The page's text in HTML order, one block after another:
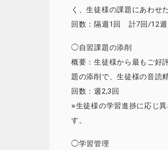
く、生徒様の課題にあわせ
回数：隔週1回 計7回/12週
◯自習課題の添削
概要：生徒様から最もご好
題の添削で、生徒様の音読
回数：週2,3回
※生徒様の学習進捗に応じ
す。
◯学習管理